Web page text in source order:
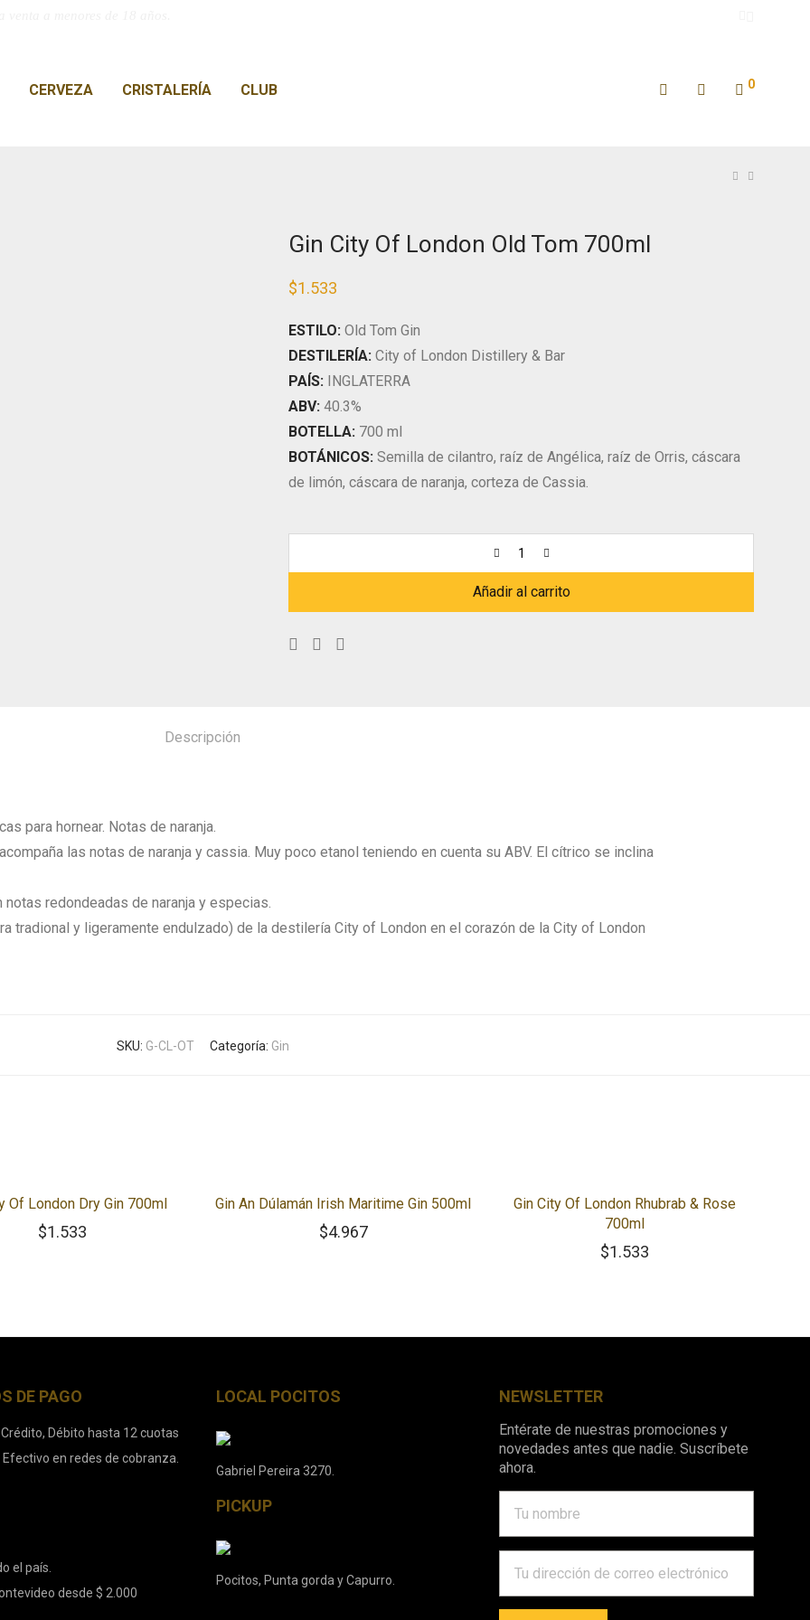
CERVEZA CRISTALERÍA CLUB 0
Gin City Of London Old Tom 700ml
$1.533
ESTILO: Old Tom Gin
DESTILERÍA: City of London Distillery & Bar
PAÍS: INGLATERRA
ABV: 40.3%
BOTELLA: 700 ml
BOTÁNICOS: Semilla de cilantro, raíz de Angélica, raíz de Orris, cáscara
de limón, cáscara de naranja, corteza de Cassia.
Añadir al carrito
Descripción
para hornear. Notas de naranja.
las notas de naranja y cassia. Muy poco etanol teniendo en cuenta su ABV. El cítrico se inclina
redondeadas de naranja y especias.
tradional y ligeramente endulzado) de la destilería City of London en el corazón de la City of London
SKU: G-CL-OT Categoría: Gin
Of London Dry Gin 700ml
$1.533
Gin An Dúlamán Irish Maritime Gin 500ml
$4.967
Gin City Of London Rhubrab & Rose
700ml
$1.533
DE PAGO
Débito hasta 12 cuotas
en redes de cobranza.
el país.
desde $ 2.000
LOCAL POCITOS
Gabriel Pereira 3270.
PICKUP
Pocitos, Punta gorda y Capurro.
NEWSLETTER
Entérate de nuestras promociones y
novedades antes que nadie. Suscríbete
ahora.